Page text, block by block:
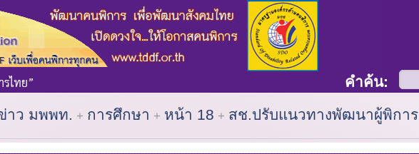
คำค้น:
าว มพพท. การศึกษา หน้า 18 สช.ปรับแนวทางพัฒนาผู้พิการ